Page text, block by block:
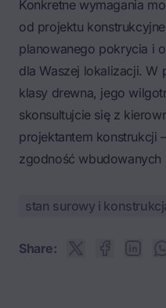
Konkretne wymagania
od projektu
planowanego pokrycia i
dla Waszej lokalizacji.
klasy drewna, jego
skonsultujcie się z
projektantem konstrukcji
zgodność wbudowanych
stan surowy i
Share: